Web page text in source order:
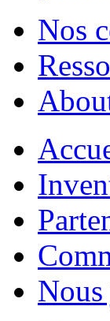
Nos